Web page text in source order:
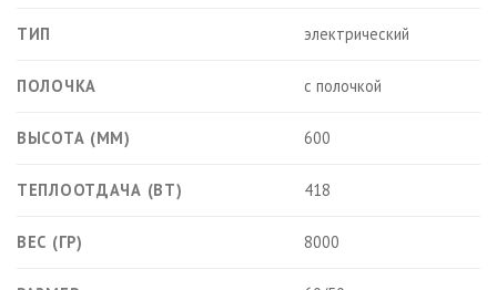
ТИП электрический
ПОЛОЧКА с полочкой
ВЫСОТА (ММ) 600
ТЕПЛООТДАЧА (ВТ) 418
ВЕС (ГР) 8000